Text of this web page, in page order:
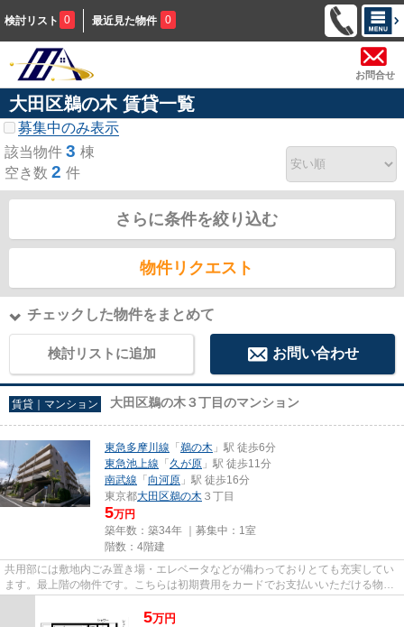
検討リスト 0 最近見た物件 0
お問合せ
大田区鵜の木 賃貸一覧
募集中のみ表示
該当物件 3 棟
空き数 2 件
さらに条件を絞り込む
物件リクエスト
チェックした物件をまとめて
検討リストに追加 お問い合わせ
賃貸｜マンション 大田区鵜の木３丁目のマンション
東急多摩川線 「 鵜の木 」駅 徒歩6分
東急池上線 「 久が原 」駅 徒歩11分
南武線 「 向河原 」駅 徒歩16分
東京都大田区鵜の木 ３丁目
5万円
築年数：築34年 ｜募集中： 1室
階数：4階建
共用部には敷地内ごみ置き場・エレベータなどが備わっておりとても充実してい
ます。最上階の物件です。こちらは初期費用をカードでお支払いいただける物件
5万円